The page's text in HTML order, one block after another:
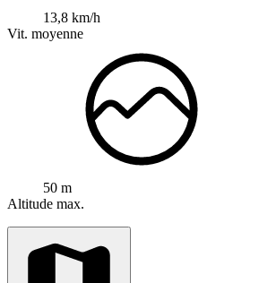
13,8 km/h
Vit. moyenne
50 m
Altitude max.